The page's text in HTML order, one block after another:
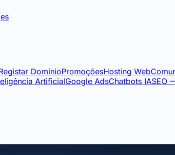
DomínioPromoçõesHosting Web
ArtificialGoogle AdsChatbots IASEO